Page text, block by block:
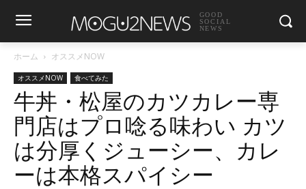
GOOD
SOCIAL
NEWS
ホーム オススメNOW
オススメNOW 食べてみた
牛丼・松屋のカツカレー専
門店はプロ唸る味わい カツ
は分厚くジューシー、カレ
ーは本格スパイシー